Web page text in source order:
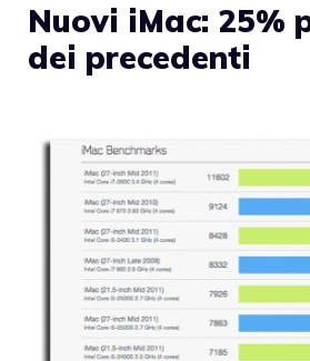
Nuovi iMac: 25%
dei precedenti